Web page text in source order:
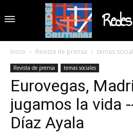
Inicio Revista de prensa temas
Revista de prensa temas sociales
Eurovegas,
jugamos la vida
Díaz Ayala